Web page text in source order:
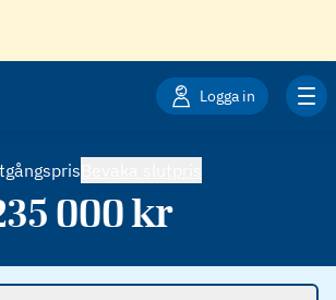
Logga in
000kr